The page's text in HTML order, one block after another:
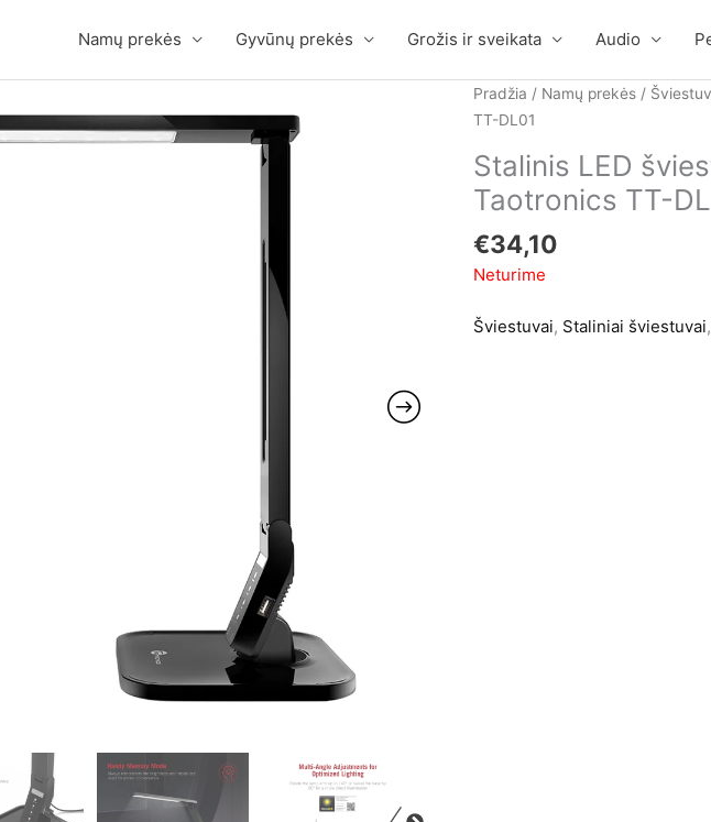
Namų prekės Gyvūnų prekės Grožis ir sveikata Audio
Pradžia / Namų prekės /
TT-DL01
Stalinis LED
Taotronics TT-
€34,10
Neturime
Šviestuvai, Staliniai šviestuvai,